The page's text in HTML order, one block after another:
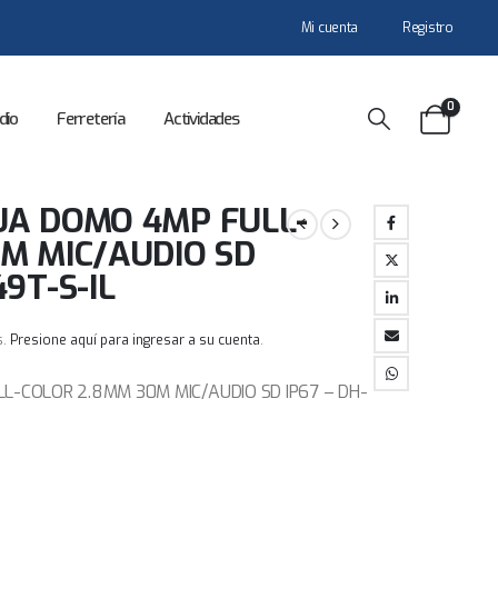
Mi cuenta Registro
Ferretería Actividades
0
DOMO 4MP FULL-
MIC/AUDIO SD
S-IL
Presione aquí para ingresar a su cuenta.
COLOR 2.8MM 30M MIC/AUDIO SD IP67 – DH-